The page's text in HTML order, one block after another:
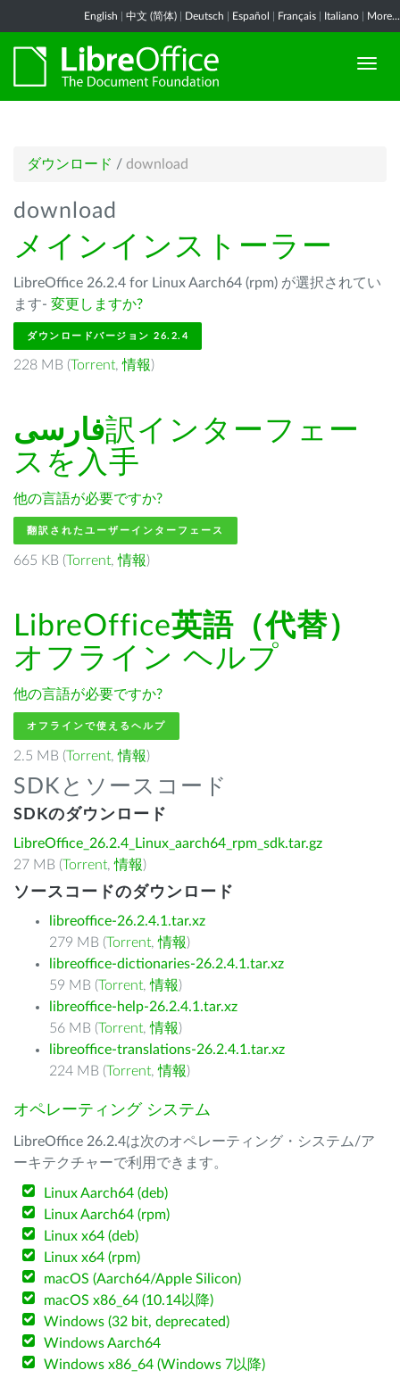
English 中文 (简体) Deutsch Español Français Italiano More...
ダウンロード / download
download
メインインストーラー
LibreOffice 26.2.4 for Linux Aarch64 (rpm) が選択されてい
ます- 変更しますか?
ダウンロードバージョン 26.2.4
228 MB (Torrent,情報)
فارسى訳インターフェー
スを入手
他の言語が必要ですか?
翻訳されたユーザーインターフェース
665 KB (Torrent,情報)
LibreOffice英語（代替）
オフライン ヘルプ
他の言語が必要ですか?
オフラインで使えるヘルプ
2.5 MB (Torrent,情報)
SDKとソースコード
SDKのダウンロード
LibreOffice_26.2.4_Linux_aarch64_rpm_sdk.tar.gz
27 MB (Torrent,情報)
ソースコードのダウンロード
libreoffice-26.2.4.1.tar.xz
279 MB (Torrent,情報)
libreoffice-dictionaries-26.2.4.1.tar.xz
59 MB (Torrent,情報)
libreoffice-help-26.2.4.1.tar.xz
56 MB (Torrent,情報)
libreoffice-translations-26.2.4.1.tar.xz
224 MB (Torrent,情報)
オペレーティング システム
LibreOffice 26.2.4は次のオペレーティング・システム/ア
ーキテクチャーで利用できます。
Linux Aarch64 (deb)
Linux Aarch64 (rpm)
Linux x64 (deb)
Linux x64 (rpm)
macOS (Aarch64/Apple Silicon)
macOS x86_64 (10.14以降)
Windows (32 bit, deprecated)
Windows Aarch64
Windows x86_64 (Windows 7以降)